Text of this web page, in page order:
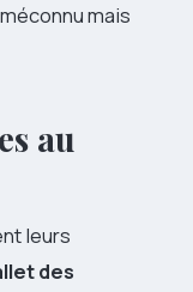
mais
au
leurs
des